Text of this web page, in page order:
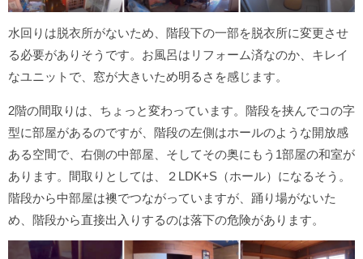
水回りは脱衣所がないため、階段下の一部を脱衣所に変更させ
る必要がありそうです。お風呂はリフォーム済なのか、キレイ
なユニットで、窓が大きいため明るさを感じます。
2階の間取りは、ちょっと変わっています。階段を挟んでコの字
型に部屋があるのですが、階段の左側はホールのような開放感
ある空間で、右側の中部屋、そしてその奥にもう1部屋の和室が
あります。間取りとしては、２LDK+S（ホール）になるそう。
階段から中部屋は襖でつながっていますが、踊り場がないた
め、階段から直接出入りするのは落下の危険があります。